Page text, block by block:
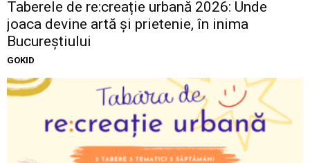
Taberele de re:creație urbană 2026: Unde
joaca devine artă și prietenie, în inima
Bucureștiului
GOKID